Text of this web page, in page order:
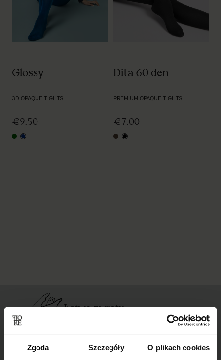
Zgoda Szczegóły O plikach cookies
Glossy
3D OPAQUE TIGHTS
€9.50
dark green
cobalt
Dita 60 den
PREMIUM OPAQUE TIGHTS
€7.00
mocca
black
Łatwe zwroty